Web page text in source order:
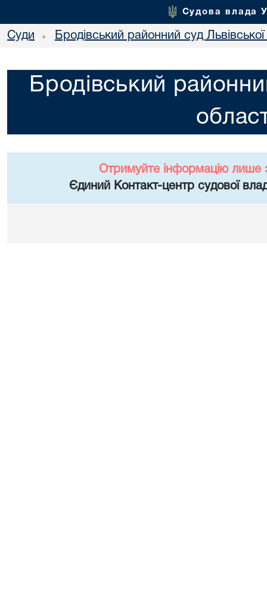
Судова влада
Суди • Бродівський районний суд Львівської
Бродівський
Отримуйте інформацію лише
Єдиний Контакт-центр судової